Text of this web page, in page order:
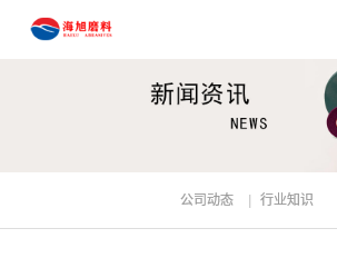
公司动态 行业知识